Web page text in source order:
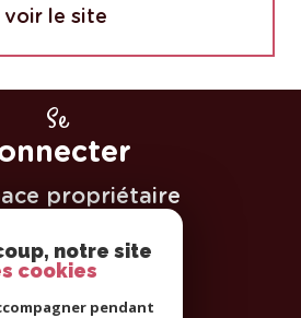
voir le site
Se
propriétaire
Nous
suivre
notre site
cookies
pendant